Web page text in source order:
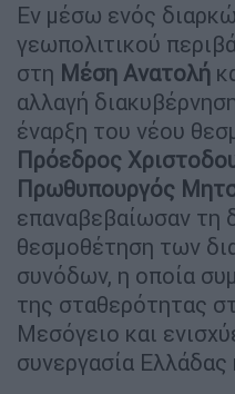
Εν μέσω ενός
γεωπολιτικού
στη Μέση Ανατολή
αλλαγή
έναρξη του νέου
Πρόεδρος
Πρωθυπουργός
επαναβεβαίωσαν τη
θεσμοθέτηση των
συνόδων, η οποία
της σταθερότητας
Μεσόγειο και
συνεργασία Ελλάδας